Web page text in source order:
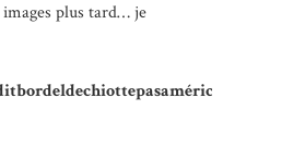
images plus tard… je